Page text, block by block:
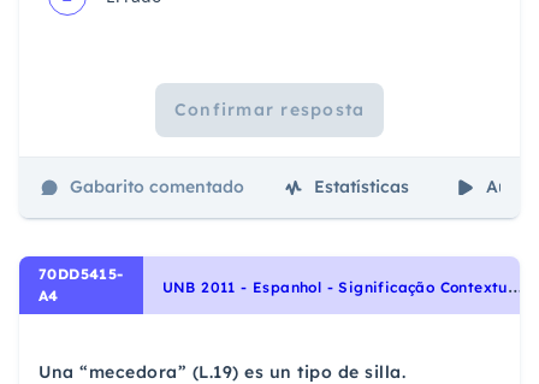
Confirmar resposta
Gabarito comentado Estatísticas Aulas
70DD5415-
A4
U
NB 2011 - Espanhol - Significação Contextual de Palavras e Expressões | Significacción Contextual de Palabras y Expresiones, Vocabulário | Vocabulario
Una “mecedora” (L.19) es un tipo de silla.